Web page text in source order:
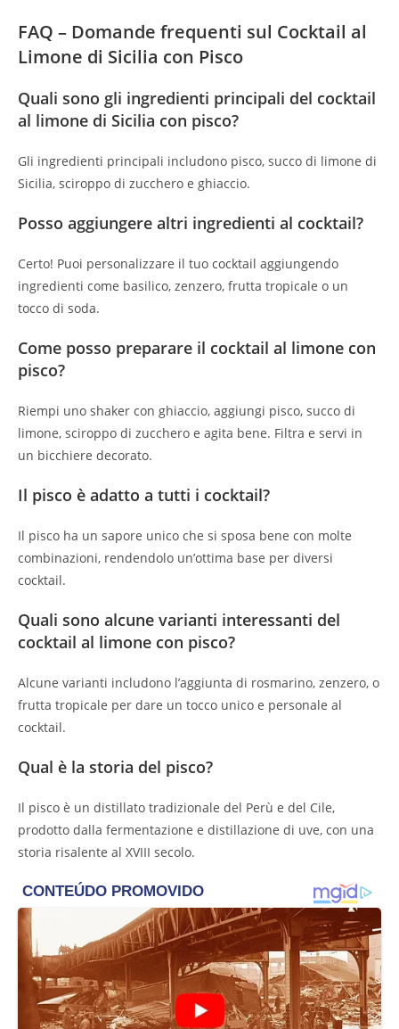
FAQ – Domande frequenti sul Cocktail al
Limone di Sicilia con Pisco
Quali sono gli ingredienti principali del cocktail
al limone di Sicilia con pisco?
Gli ingredienti principali includono pisco, succo di limone di
Sicilia, sciroppo di zucchero e ghiaccio.
Posso aggiungere altri ingredienti al cocktail?
Certo! Puoi personalizzare il tuo cocktail aggiungendo
ingredienti come basilico, zenzero, frutta tropicale o un
tocco di soda.
Come posso preparare il cocktail al limone con
pisco?
Riempi uno shaker con ghiaccio, aggiungi pisco, succo di
limone, sciroppo di zucchero e agita bene. Filtra e servi in
un bicchiere decorato.
Il pisco è adatto a tutti i cocktail?
Il pisco ha un sapore unico che si sposa bene con molte
combinazioni, rendendolo un’ottima base per diversi
cocktail.
Quali sono alcune varianti interessanti del
cocktail al limone con pisco?
Alcune varianti includono l’aggiunta di rosmarino, zenzero, o
frutta tropicale per dare un tocco unico e personale al
cocktail.
Qual è la storia del pisco?
Il pisco è un distillato tradizionale del Perù e del Cile,
prodotto dalla fermentazione e distillazione di uve, con una
storia risalente al XVIII secolo.